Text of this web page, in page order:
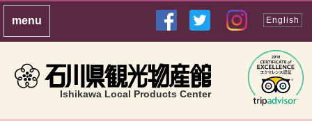
Ishikawa Local Products Center
English